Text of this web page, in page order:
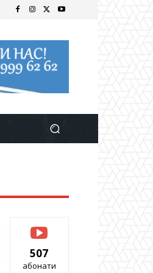
507
абонати